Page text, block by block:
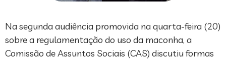
Na segunda audiência promovida na quarta-feira (20)
sobre a regulamentação do uso da maconha, a
Comissão de Assuntos Sociais (CAS) discutiu formas